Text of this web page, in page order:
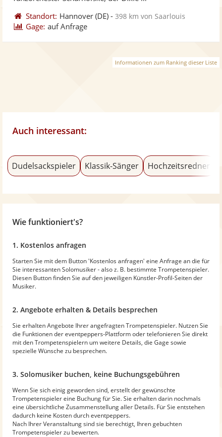
Standort: Hannover (DE) -398 km von Saarlouis
Gage: auf Anfrage
Informationen zum Ranking dieser Liste
Auch interessant:
Dudelsackspieler Klassik-Sänger Hochzeitsredner
Wie funktioniert's?
1. Kostenlos anfragen
Starten Sie mit dem Button 'Kostenlos anfragen' eine Anfrage an die für
Sie interessanten Solomusiker - also z. B. bestimmte Trompetenspieler.
Diesen Button finden Sie auf den jeweiligen Künstler-Profil-Seiten der
Musiker.
2. Angebote erhalten & Details besprechen
Sie erhalten Angebote Ihrer angefragten Trompetenspieler. Nutzen Sie
die Funktionen der eventpeppers-Plattform oder telefonieren Sie direkt
mit den Trompetenspielern um weitere Details, die Gage sowie
spezielle Wünsche zu besprechen.
3. Solomusiker buchen, keine Buchungsgebühren
Wenn Sie sich einig geworden sind, erstellt der gewünschte
Trompetenspieler eine Buchung für Sie. Sie erhalten darin nochmals
eine übersichtliche Zusammenstellung aller Details. Für Sie entstehen
dadurch keine Kosten durch eventpeppers.
Nach Ihrer Veranstaltung sind sie berechtigt, Ihren gebuchten
Trompetenspieler zu bewerten.